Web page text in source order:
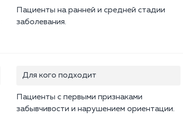
Пациенты на ранней и средней стадии
заболевания.
Для кого подходит
Пациенты с первыми признаками
забывчивости и нарушением ориентации.